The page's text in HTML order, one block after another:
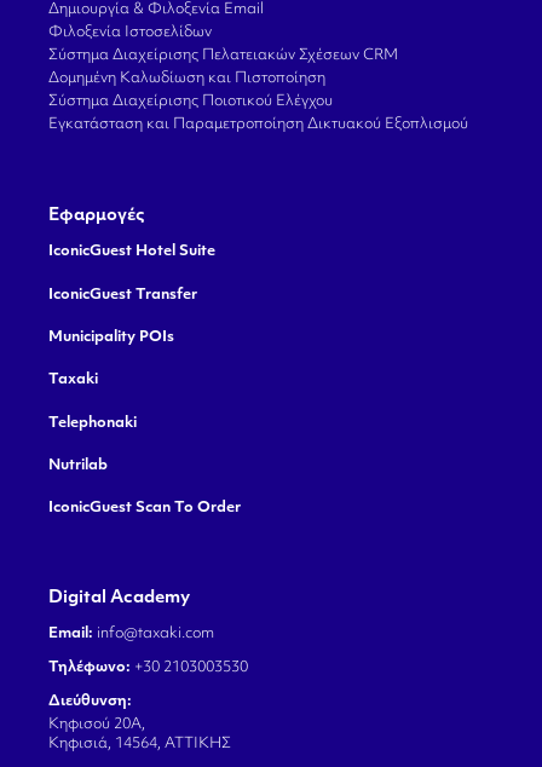
Δημιουργία & Φιλοξενία Email
Φιλοξενία Ιστοσελίδων
Σύστημα Διαχείρισης Πελατειακών Σχέσεων CRM
Δομημένη Καλωδίωση και Πιστοποίηση
Σύστημα Διαχείρισης Ποιοτικού Ελέγχου
Εγκατάσταση και Παραμετροποίηση Δικτυακού Εξοπλισμού
Εφαρμογές
IconicGuest Hotel Suite
IconicGuest Transfer
Municipality POIs
Taxaki
Telephonaki
Nutrilab
IconicGuest Scan To Order
Digital Academy
Email: info@taxaki.com
Τηλέφωνο: +30 2103003530
Διεύθυνση:
Κηφισού 20Α,
Κηφισιά, 14564, ΑΤΤΙΚΗΣ